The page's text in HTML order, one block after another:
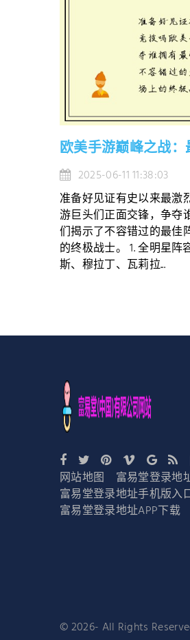
欧美手游巅峰之战
2025-06-11 11:38:03
准备好见证有史以来最激
游巨头们正面交锋，争夺
们揭示了不容错过的最佳
的终极战士。 1. 全明星
斯、穆拉丁、瓦莉拉...
网站地图
富易堂登录地
富易堂登录地址手机版入
富易堂登录地址APP下载
©2026- All Rights